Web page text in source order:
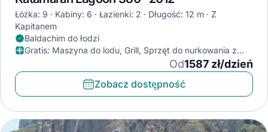
Łóżka: 9 Kabiny: 6 Łazienki: 2 Długość: 12 m
Z
Kapitanem
Baldachim do łodzi
Gratis: Maszyna do lodu, Grill, Sprzęt do nurkowania z
Od1587 zł/dzień
Zobacz dostępność